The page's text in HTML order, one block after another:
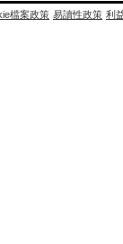
檔案政策 易讀性政策 利